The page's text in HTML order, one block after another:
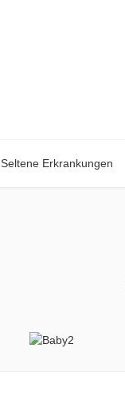
Seltene Erkrankungen